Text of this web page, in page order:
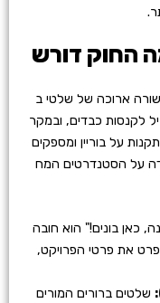
החוק דורש
ארוכה של שלטי ב
לקנסות כבדים, ובמקר
על בוריין ומספקים
על הסטנדרטים המח
בונים!" הוא חובה
את פרטי הפרויקט,
ברורים המורים